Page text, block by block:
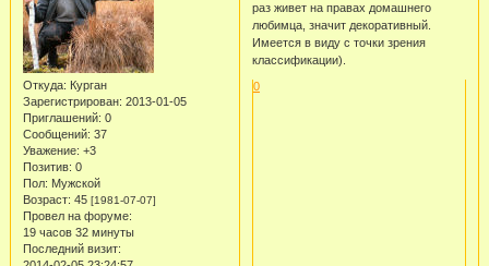
Откуда: Курган
Зарегистрирован: 2013-01-05
Приглашений: 0
Сообщений: 37
Уважение: +3
Позитив: 0
Пол: Мужской
Возраст: 45 [1981-07-07]
Провел на форуме:
19 часов 32 минуты
Последний визит:
раз живет на правах домашнего
любимца, значит декоративный.
Имеется в виду с точки зрения
классификации).
0